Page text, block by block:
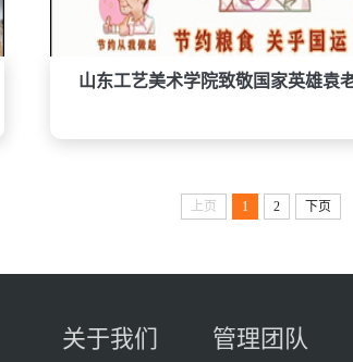
山东工艺美术学院致敬国家英雄袁
上页 1 2 下页
关于我们 管理团队